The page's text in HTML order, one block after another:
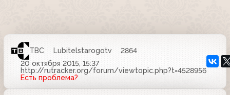
ТВС Lubitelstarogotv
2864
20 октября 2015, 15:37
http://rutracker.org/forum/viewtopic.php?t=4528956
Есть проблема?